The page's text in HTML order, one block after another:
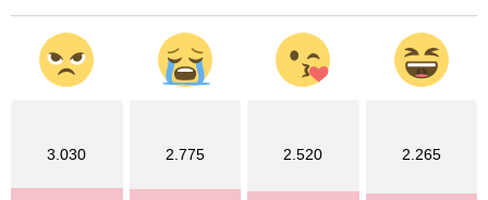
3.030 2.775 2.520 2.265